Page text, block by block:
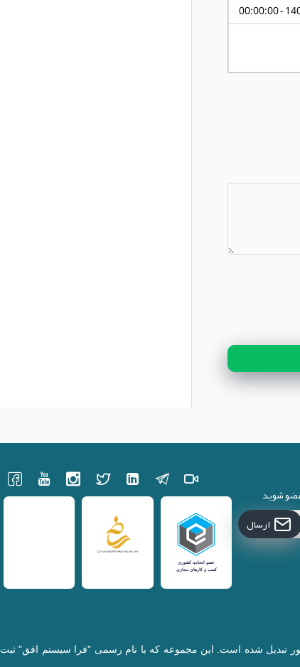
شوید
ارسال
قطعات لپتاپ در کشور تبدیل شده است. این مجموعه که با نام رسمی "فرا سیستم افق" ثبت